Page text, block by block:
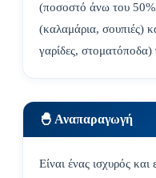
(ποσοστό άνω του
(καλαμάρια, σουπιές)
γαρίδες,
🐣 Αναπαραγωγή
Είναι ένας ισχυρός και